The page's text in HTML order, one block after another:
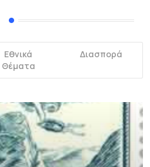
Εθνικά
Θέματα
Διασπορά